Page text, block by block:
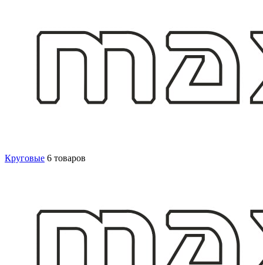
Круговые 6 товаров